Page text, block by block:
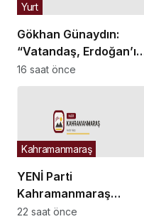
Gökhan Günaydın:
“Vatandaş, Erdoğan’ı
gönderecek bir birliğin
peşinde”
Yurt
16 saat önce
YENİ Parti
Kahramanmaraş
Kurucu İl Başkanı Ateş:
Kahramanmaraş
22 saat önce